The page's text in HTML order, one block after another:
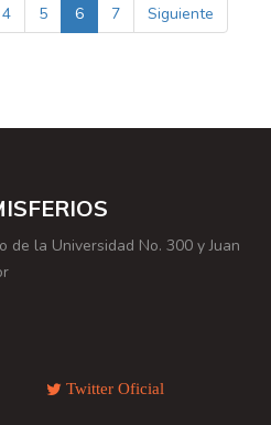
4 5 6 7 Siguiente
de la Universidad No. 300 y Juan
Twitter Oficial